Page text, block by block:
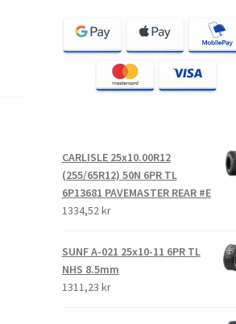
CARLISLE 25x10.00R12
(255/65R12) 50N 6PR TL
6P13681 PAVEMASTER REAR #E
1334,52 kr
SUNF A-021 25x10-11 6PR TL
NHS 8.5mm
1311,23 kr